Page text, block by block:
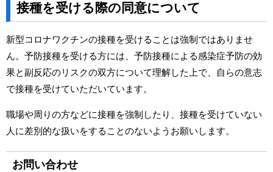
接種を受ける際の同意について
新型コロナワクチンの接種を受けることは強制ではありませ
ん。予防接種を受ける方には、予防接種による感染症予防の効
果と副反応のリスクの双方について理解した上で、自らの意志
で接種を受けていただいています。
職場や周りの方などに接種を強制したり、接種を受けていない
人に差別的な扱いをすることのないようお願いします。
お問い合わせ